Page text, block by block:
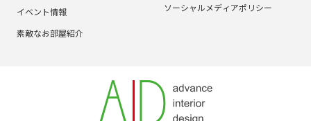
イベント情報
素敵なお部屋紹介
ソーシャルメディアポリシー